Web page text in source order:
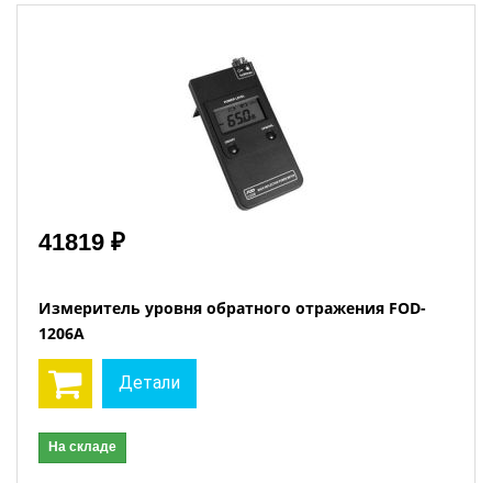
41819 ₽
Измеритель уровня обратного отражения FOD-
1206А
Детали
На складе